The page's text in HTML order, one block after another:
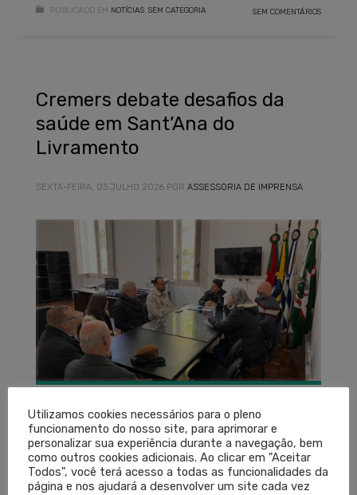
PUBLICADO EM NOTÍCIAS SEM CATEGORIA SEM COMENTÁRIOS
Cremers debate desafios da
saúde em Sant’Ana do
Livramento
SEXTA-FEIRA, 03 JULHO 2026 POR ASSESSORIA DE IMPRENSA
A comitiva do Conselho Regional de Medicina do
Estado do Rio Grande do Sul (Cremers) esteve em
Sant’Ana do Livramento nesta sexta-feira (3) para
reunião com a Prefeitura e a Secretaria Municipal
Utilizamos cookies necessários para o pleno
funcionamento do nosso site, para aprimorar e
personalizar sua experiência durante a navegação, bem
como outros cookies adicionais. Ao clicar em "Aceitar
Todos", você terá acesso a todas as funcionalidades da
página e nos ajudará a desenvolver um site cada vez